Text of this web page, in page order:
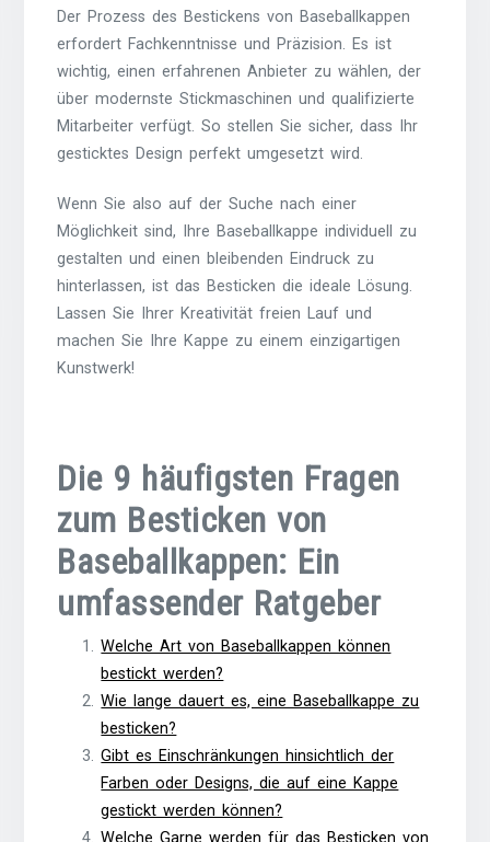
Der Prozess des Bestickens von Baseballkappen
erfordert Fachkenntnisse und Präzision. Es ist
wichtig, einen erfahrenen Anbieter zu wählen, der
über modernste Stickmaschinen und qualifizierte
Mitarbeiter verfügt. So stellen Sie sicher, dass Ihr
gesticktes Design perfekt umgesetzt wird.
Wenn Sie also auf der Suche nach einer
Möglichkeit sind, Ihre Baseballkappe individuell zu
gestalten und einen bleibenden Eindruck zu
hinterlassen, ist das Besticken die ideale Lösung.
Lassen Sie Ihrer Kreativität freien Lauf und
machen Sie Ihre Kappe zu einem einzigartigen
Kunstwerk!
Die 9 häufigsten Fragen
zum Besticken von
Baseballkappen: Ein
umfassender Ratgeber
Welche Art von Baseballkappen können
bestickt werden?
Wie lange dauert es, eine Baseballkappe zu
besticken?
Gibt es Einschränkungen hinsichtlich der
Farben oder Designs, die auf eine Kappe
gestickt werden können?
Welche Garne werden für das Besticken von